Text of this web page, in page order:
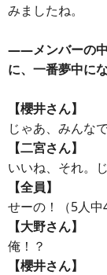
みましたね。
――メンバーの中
に、一番夢中に
【櫻井さん】
じゃあ、みんな
【二宮さん】
いいね、それ。
【全員】
せーの！（5人中
【大野さん】
俺！？
【櫻井さん】